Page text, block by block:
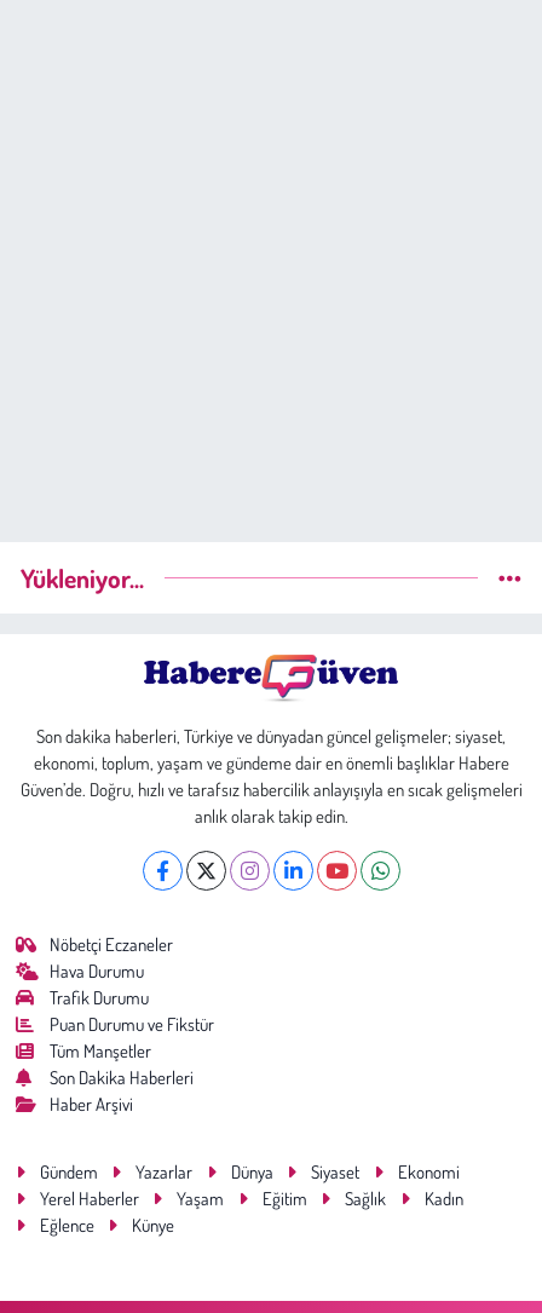
Yükleniyor...
Son dakika haberleri, Türkiye ve dünyadan güncel gelişmeler; siyaset,
ekonomi, toplum, yaşam ve gündeme dair en önemli başlıklar Habere
Güven’de. Doğru, hızlı ve tarafsız habercilik anlayışıyla en sıcak gelişmeleri
anlık olarak takip edin.
Nöbetçi Eczaneler
Hava Durumu
Trafik Durumu
Puan Durumu ve Fikstür
Tüm Manşetler
Son Dakika Haberleri
Haber Arşivi
Gündem Yazarlar Dünya Siyaset
Ekonomi
Yerel Haberler
Yaşam Eğitim Sağlık
Kadın
Eğlence
Künye